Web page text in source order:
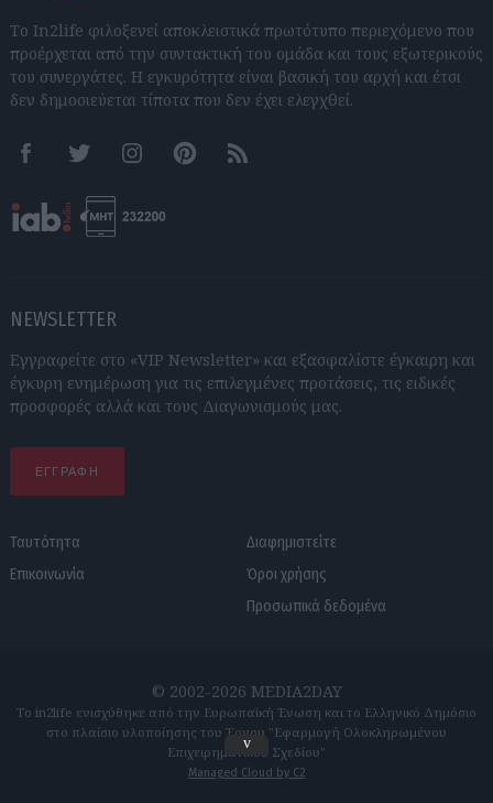
Το In2life φιλοξενεί αποκλειστικά πρωτότυπο περιεχόμενο που
προέρχεται από την συντακτική του ομάδα και τους εξωτερικούς
του συνεργάτες. Η εγκυρότητα είναι βασική του αρχή και έτσι
δεν δημοσιεύεται τίποτα που δεν έχει ελεγχθεί.
FacebookTwitter InstagramPinterestRSS feeds
NEWSLETTER
Εγγραφείτε στο «VIP Newsletter» και εξασφαλίστε έγκαιρη και
έγκυρη ενημέρωση για τις επιλεγμένες προτάσεις, τις ειδικές
προσφορές αλλά και τους Διαγωνισμούς μας.
ΕΓΓΡΑΦΗ
Ταυτότητα
Επικοινωνία
Διαφημιστείτε
Όροι χρήσης
Προσωπικά δεδομένα
© 2002-2026 MEDIA2DAY
Το in2life ενισχύθηκε από την Ευρωπαϊκή Ένωση και το Ελληνικό Δημόσιο
στο πλαίσιο υλοποίησης του Έργου "Εφαρμογή Ολοκληρωμένου
Επιχειρηματικού Σχεδίου"
Managed Cloud by C2
v